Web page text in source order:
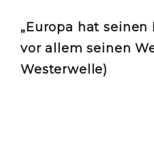
„Europa hat seinen
vor allem seinen
Westerwelle)